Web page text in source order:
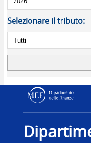
Selezionare il tributo: